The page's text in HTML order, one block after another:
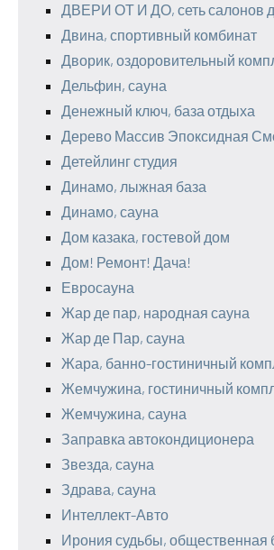
ДВЕРИ ОТ И ДО, сеть салонов
Двина, спортивный комбинат
Дворик, оздоровительный
Дельфин, сауна
Денежный ключ, база отдыха
Дерево Массив Эпоксидная
Детейлинг студия
Динамо, лыжная база
Динамо, сауна
Дом казака, гостевой дом
Дом! Ремонт! Дача!
Евросауна
Жар де пар, народная сауна
Жар де Пар, сауна
Жара, банно-гостиничный
Жемчужина, гостиничный
Жемчужина, сауна
Заправка автокондиционера
Звезда, сауна
Здрава, сауна
Интеллект-Авто
Ирония судьбы, общественная